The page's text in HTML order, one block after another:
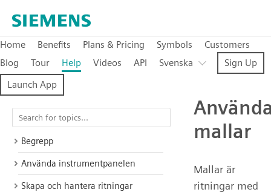
Home Benefits Plans & Pricing Symbols
Customers
Blog
Tour Help Videos API Svenska
Sign Up
Launch App
Begrepp
Använda instrumentpanelen
Skapa och hantera ritningar
mallar
Mallar är
ritningar med